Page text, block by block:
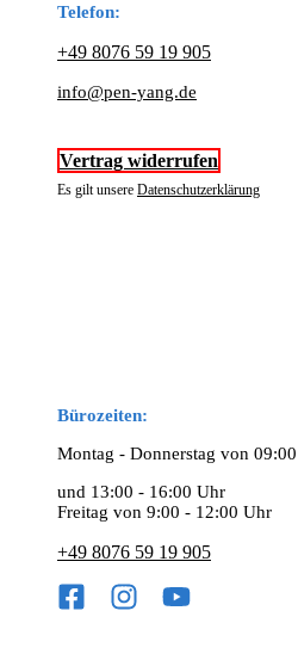
auf
der
Produktseite
gewählt
werden
Telefon:
+49 8076 59 19 905
info@pen-yang.de
Vertrag widerrufen
Es gilt unsere Datenschutzerklärung
Bürozeiten:
Montag - Donnerstag von
und 13:00 - 16:00 Uhr
Freitag von 9:00 - 12:00 Uhr
+49 8076 59 19 905